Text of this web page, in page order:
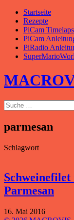
Zum
Inhalt
springen
Startseite
Rezepte
PiCam
PiCam
PiRadio
Suche
nach:
parmesan
Schlagwort
Parmesan
16. Mai 2016